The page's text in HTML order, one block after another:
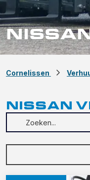
Cornelissen
NISSAN